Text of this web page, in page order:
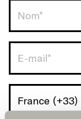
France (+33)